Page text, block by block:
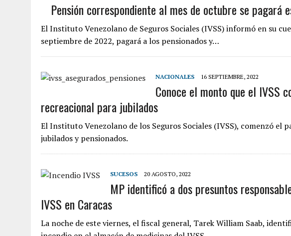
Pensión correspondiente al mes de octubre se pagará
El Instituto Venezolano de Seguros Sociales (IVSS) informó en su
septiembre de 2022, pagará a los pensionados y…
NACIONALES 16 SEPTIEMBRE, 2022
Conoce el monto que el IVSS
recreacional para jubilados
El Instituto Venezolano de los Seguros Sociales (IVSS), comenzó el
jubilados y pensionados.
SUCESOS 20 AGOSTO, 2022
MP identificó a dos presuntos
IVSS en Caracas
La noche de este viernes, el fiscal general, Tarek William Saab,